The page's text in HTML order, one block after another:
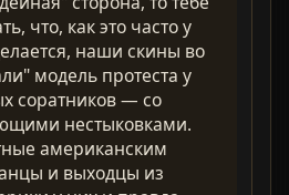
что, как это часто у
наши скины во
модель протеста у
соратников — со
нестыковками.
американским
и выходцы из